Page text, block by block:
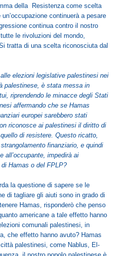
della Resistenza come scelta
continuerà a pesare
continua contro il nostro
le rivoluzioni del mondo,
tratta di una scelta riconosciuta dal
elezioni legislative palestinesi nei
palestinese, è stata messa in
riprendendo le minacce degli Stati
affermando che se Hamas
europei sarebbero stati
riconosce ai palestinesi il diritto di
di resistere. Questo ricatto,
finanziario, e quindi
all’occupante, impedirà ai
Hamas o del FPLP?
la questione di sapere se le
di tagliare gli aiuti sono in grado di
Hamas, risponderò che penso
americane a tale effetto hanno
comunali palestinesi, in
che effetto hanno avuto? Hamas
palestinesi, come Nablus, El-